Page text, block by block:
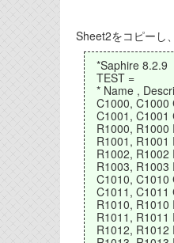
Sheet2をコピーし
*Saphire 8.2.9
TEST =
* Name ,
C1000, C1000
C1001, C1001
R1000, R1000
R1001, R1001
R1002, R1002
R1003, R1003
C1010, C1010
C1011, C1011
R1010, R1010
R1011, R1011
R1012, R1012